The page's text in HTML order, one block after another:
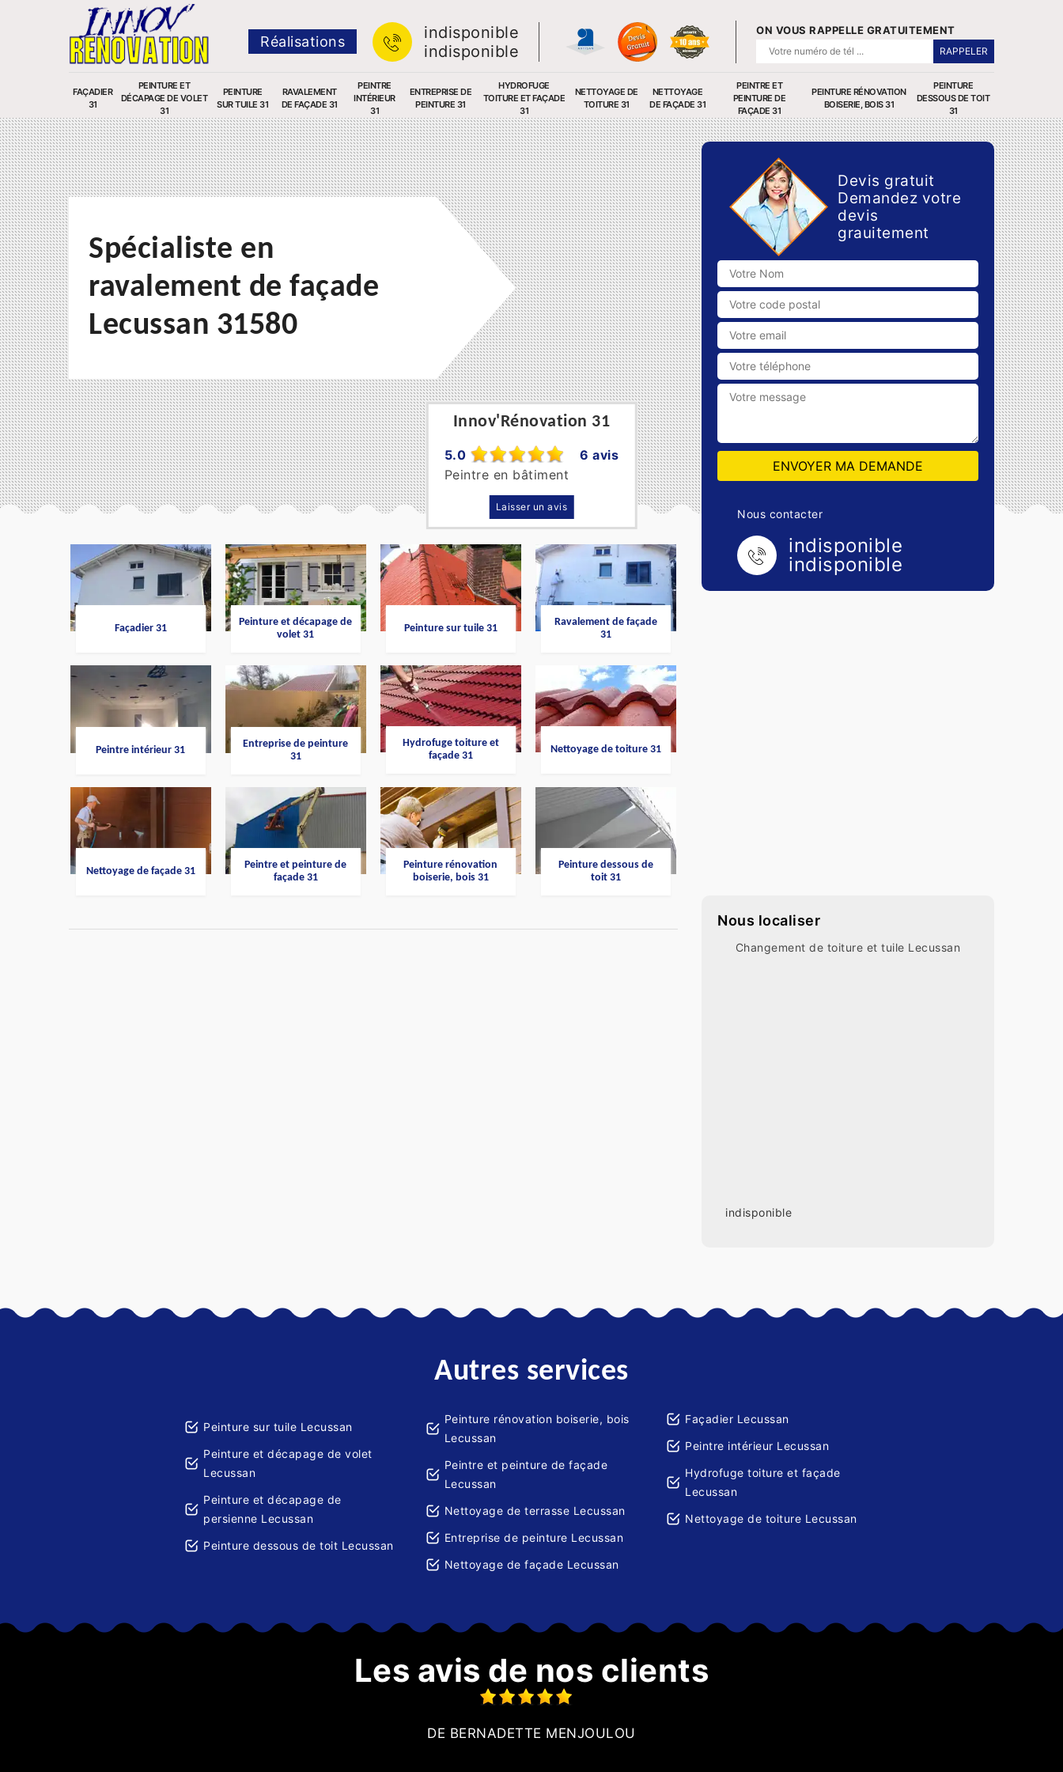
Réalisations
indisponible
indisponible
ON VOUS RAPPELLE GRATUITEMENT
FAÇADIER
31
PEINTURE ET
DÉCAPAGE DE VOLET
31
PEINTURE
SUR TUILE 31
RAVALEMENT
DE FAÇADE 31
PEINTRE
INTÉRIEUR
31
ENTREPRISE DE
PEINTURE 31
HYDROFUGE
TOITURE ET FAÇADE
31
NETTOYAGE DE
TOITURE 31
NETTOYAGE
DE FAÇADE 31
PEINTRE ET
PEINTURE DE
FAÇADE 31
PEINTURE RÉNOVATION
BOISERIE, BOIS 31
PEINTURE
DESSOUS DE TOIT
31
Innov'Rénovation 31
5.0
6 avis
Peintre en bâtiment
Laisser un avis
Spécialiste en
ravalement de façade
Lecussan 31580
Façadier 31
Peinture et décapage de
volet 31
Peinture sur tuile 31
Ravalement de façade
31
Peintre intérieur 31
Entreprise de peinture
31
Hydrofuge toiture et
façade 31
Nettoyage de toiture 31
Nettoyage de façade 31
Peintre et peinture de
façade 31
Peinture rénovation
boiserie, bois 31
Peinture dessous de
toit 31
Devis gratuit
Demandez votre
devis
grauitement
Nous contacter
indisponible
indisponible
Nous localiser
Changement de toiture et tuile Lecussan
indisponible
Autres services
Peinture sur tuile Lecussan
Peinture et décapage de volet
Lecussan
Peinture et décapage de
persienne Lecussan
Peinture dessous de toit Lecussan
Peinture rénovation boiserie, bois
Lecussan
Peintre et peinture de façade
Lecussan
Nettoyage de terrasse Lecussan
Entreprise de peinture Lecussan
Nettoyage de façade Lecussan
Façadier Lecussan
Peintre intérieur Lecussan
Hydrofuge toiture et façade
Lecussan
Nettoyage de toiture Lecussan
Les avis de nos clients
DE BERNADETTE MENJOULOU